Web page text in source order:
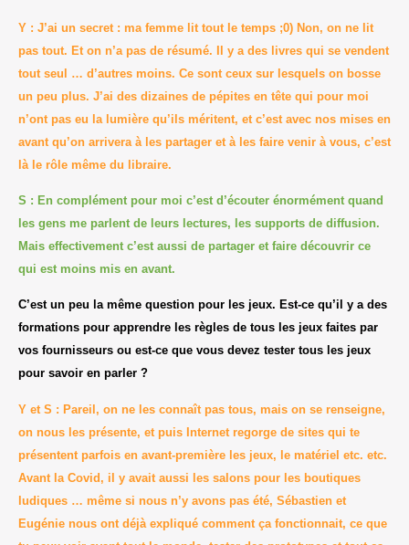
Y : J’ai un secret : ma femme lit tout le temps ;0) Non, on ne lit
pas tout. Et on n’a pas de résumé. Il y a des livres qui se vendent
tout seul … d’autres moins. Ce sont ceux sur lesquels on bosse
un peu plus. J’ai des dizaines de pépites en tête qui pour moi
n’ont pas eu la lumière qu’ils méritent, et c’est avec nos mises en
avant qu’on arrivera à les partager et à les faire venir à vous, c’est
là le rôle même du libraire.
S : En complément pour moi c’est d’écouter énormément quand
les gens me parlent de leurs lectures, les supports de diffusion.
Mais effectivement c’est aussi de partager et faire découvrir ce
qui est moins mis en avant.
C’est un peu la même question pour les jeux. Est-ce qu’il y a des
formations pour apprendre les règles de tous les jeux faites par
vos fournisseurs ou est-ce que vous devez tester tous les jeux
pour savoir en parler ?
Y et S : Pareil, on ne les connaît pas tous, mais on se renseigne,
on nous les présente, et puis Internet regorge de sites qui te
présentent parfois en avant-première les jeux, le matériel etc. etc.
Avant la Covid, il y avait aussi les salons pour les boutiques
ludiques … même si nous n’y avons pas été, Sébastien et
Eugénie nous ont déjà expliqué comment ça fonctionnait, ce que